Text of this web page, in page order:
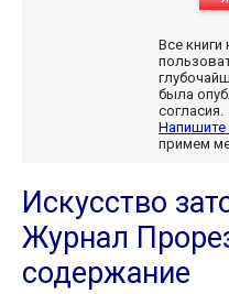
Все книги
была
согласия.
Напишите
примем
Искусство
Журнал
содержание